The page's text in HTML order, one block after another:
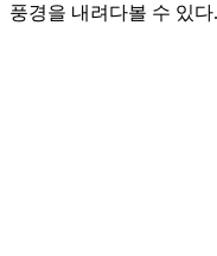
풍경을 내려다볼 수 있